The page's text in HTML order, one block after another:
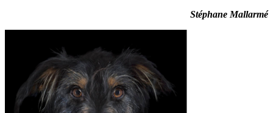
Stéphane Mallarmé